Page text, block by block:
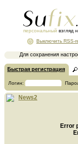
персональный взгляд
Для сохранения
Выключить RSS-
Быстрая регистрация
Логин:
News2
Error